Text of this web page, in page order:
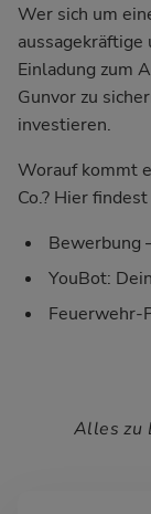
Wer sich um
Einladung zum
Gunvor zu
investieren.
Worauf kommt
Co.? Hier
Bewerbung
YouBot:
Feuerwehr-
Alles zu